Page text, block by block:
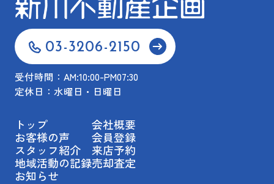
03-3206-2150
受付時間：AM:10:00-PM07:30
定休日：水曜日・日曜日
トップ
お客様の声
スタッフ紹介
地域活動の記録
お知らせ
会社概要
会員登録
来店予約
売却査定